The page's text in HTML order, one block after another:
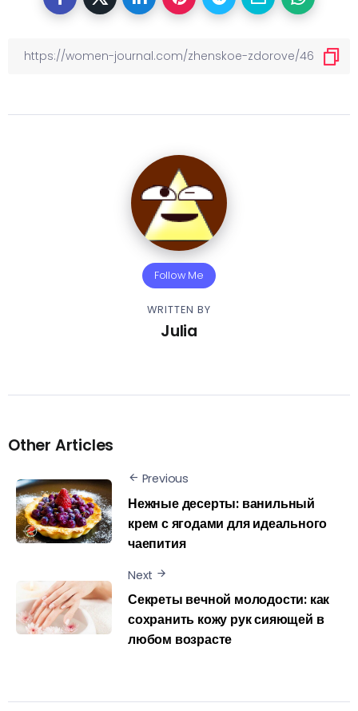
Follow Me
WRITTEN BY
Julia
Other Articles
Previous
Нежные десерты: ванильный
крем с ягодами для идеального
чаепития
Next
Секреты вечной молодости: как
сохранить кожу рук сияющей в
любом возрасте